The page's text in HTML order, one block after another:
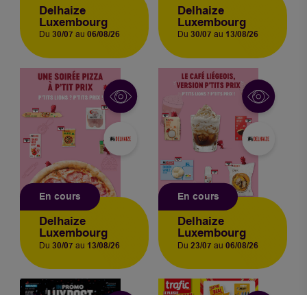
Delhaize
Luxembourg
Du 30/07 au 06/08/26
Delhaize
Luxembourg
Du 30/07 au 13/08/26
Delhaize
Luxembourg
Du 30/07 au 13/08/26
En cours
Delhaize
Luxembourg
Du 23/07 au 06/08/26
En cours